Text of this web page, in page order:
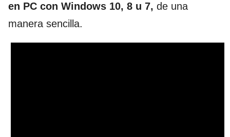
en PC con Windows 10, 8 u 7, de una
manera sencilla.